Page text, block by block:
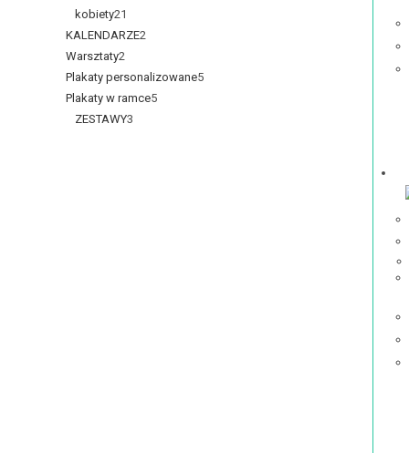
kobiety21
KALENDARZE2
Warsztaty2
Plakaty personalizowane5
Plakaty w ramce5
ZESTAWY3